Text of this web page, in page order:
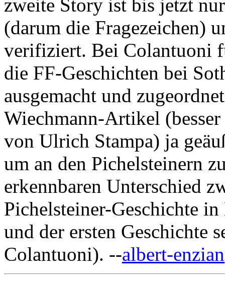
zweite Story ist bis jetzt
(darum die Fragezeichen)
verifiziert. Bei Colantuoni
die FF-Geschichten bei
ausgemacht und
Wiechmann-Artikel
von Ulrich Stampa) ja
um an den Pichelsteinern
erkennbaren Unterschied
Pichelsteiner-Geschichte
und der ersten Geschichte
Colantuoni). --albert-enzian